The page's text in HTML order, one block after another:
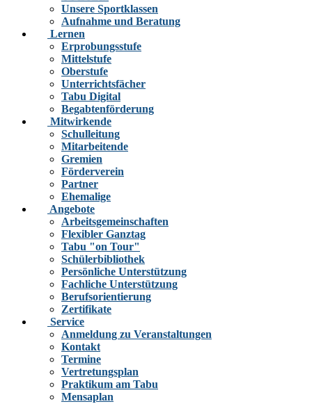
Unsere Sportklassen
Aufnahme und Beratung
Lernen
Erprobungsstufe
Mittelstufe
Oberstufe
Unterrichtsfächer
Tabu Digital
Begabtenförderung
Mitwirkende
Schulleitung
Mitarbeitende
Gremien
Förderverein
Partner
Ehemalige
Angebote
Arbeitsgemeinschaften
Flexibler Ganztag
Tabu "on Tour"
Schülerbibliothek
Persönliche Unterstützung
Fachliche Unterstützung
Berufsorientierung
Zertifikate
Service
Anmeldung zu Veranstaltungen
Kontakt
Termine
Vertretungsplan
Praktikum am Tabu
Mensaplan